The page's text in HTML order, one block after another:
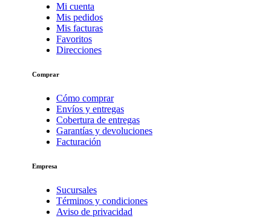
Mi cuenta
Mis pedidos
Mis facturas
Favoritos
Direcciones
Comprar
Cómo comprar
Envíos y entregas
Cobertura de entregas
Garantías y devoluciones
Facturación
Empresa
Sucursales
Términos y condiciones
Aviso de privacidad